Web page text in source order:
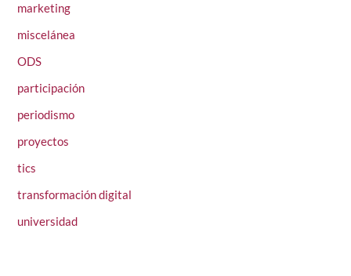
marketing
miscelánea
ODS
participación
periodismo
proyectos
tics
transformación digital
universidad